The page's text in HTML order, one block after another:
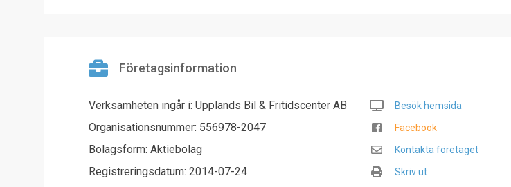
Företagsinformation
Verksamheten ingår i: Upplands Bil & Fritidscenter AB
Organisationsnummer: 556978-2047
Bolagsform: Aktiebolag
Registreringsdatum: 2014-07-24
Besök hemsida
Facebook
Kontakta företaget
Skriv ut